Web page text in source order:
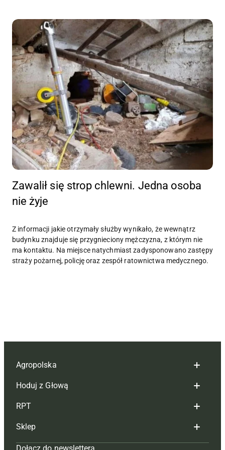
Zawalił się strop chlewni. Jedna osoba
nie żyje
Z informacji jakie otrzymały służby wynikało, że wewnątrz
budynku znajduje się przygnieciony mężczyzna, z którym nie
ma kontaktu. Na miejsce natychmiast zadysponowano zastępy
straży pożarnej, policję oraz zespół ratownictwa medycznego.
Agropolska
Redakcja
Reklama
Tagi
Hoduj z Głową
Hoduj z głową bydło
Hoduj z głową świnie
RPT
Redakcja
Sklep